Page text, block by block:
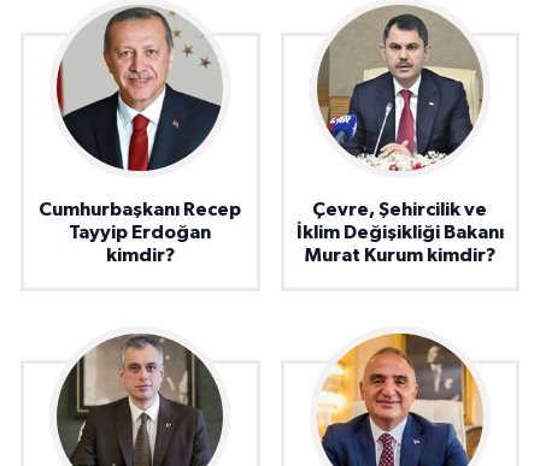
Cumhurbaşkanı Recep
Tayyip Erdoğan
kimdir?
Çevre, Şehircilik ve
İklim Değişikliği Bakanı
Murat Kurum kimdir?